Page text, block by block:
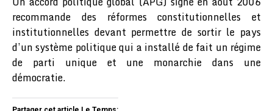
recommande des réformes constitutionnelles et
institutionnelles devant permettre de sortir le pays
d’un système politique qui a installé de fait un régime
de parti unique et une monarchie dans une
démocratie.